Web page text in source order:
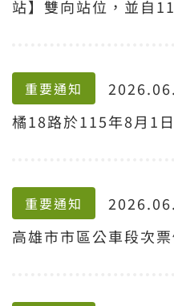
站】雙向站位，並自
重要通知
橘18路於115年8月1
重要通知
高雄市市區公車段次